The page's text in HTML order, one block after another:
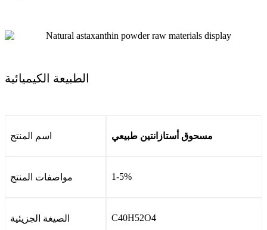
الطبيعة الكيميائية
اسم المنتج مسحوق أستازانتين طبيعي
مواصفات المنتج 1-5%
الصيغة الجزيئية C40H52O4